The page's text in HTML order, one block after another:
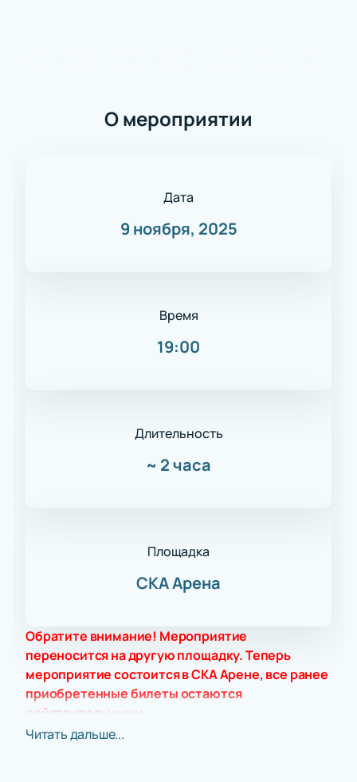
О мероприятии
Дата
9 ноября, 2025
Время
19:00
Длительность
~ 2 часа
Площадка
СКА Арена
Обратите внимание! Мероприятие
переносится на другую площадку. Теперь
мероприятие состоится в СКА Арене, все ранее
приобретенные билеты остаются
действительными.
Уже этой осенью в Санкт-Петербурге все фанаты
Читать дальше...